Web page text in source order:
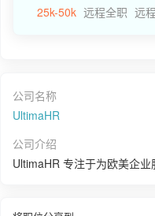
25k-50k 远程全职 远
公司名称
UltimaHR
公司介绍
UltimaHR 专注于为欧美企业